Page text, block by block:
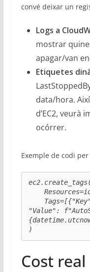
convé deixar un
Logs a
mostrar
apagar/van
Etiquetes
data/hora.
d’EC2, veurà
ocórrer.
Exemple de codi
"Value":
)
Cost